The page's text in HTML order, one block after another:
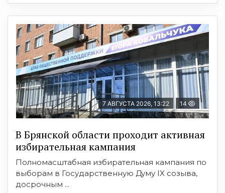
7 АВГУСТА 2026, 13:22 14
В Брянской области проходит активная
избирательная кампания
Полномасштабная избирательная кампания по
выборам в Государственную Думу IX созыва,
досрочным ...